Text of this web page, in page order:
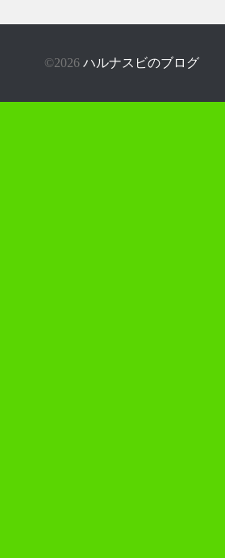
©2026 ハルナスビのブログ